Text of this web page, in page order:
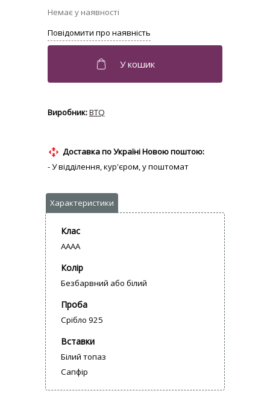
BTQ
Доставка по Україні Новою поштою:
- У відділення, кур'єром, у поштомат
Клас
AAAA
Колір
Безбарвний або білий
Проба
Срібло 925
Вставки
Білий топаз
Сапфір